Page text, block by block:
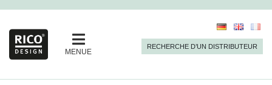
MENUE
RECHERCHE D’UN DISTRIBUTEUR